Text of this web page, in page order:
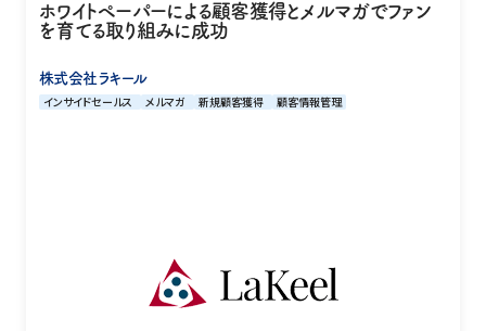
ホワイトペーパーによる顧客獲得とメルマガでファン
を育てる取り組みに成功
株式会社ラキール
インサイドセールス メルマガ 新規顧客獲得 顧客情報管理